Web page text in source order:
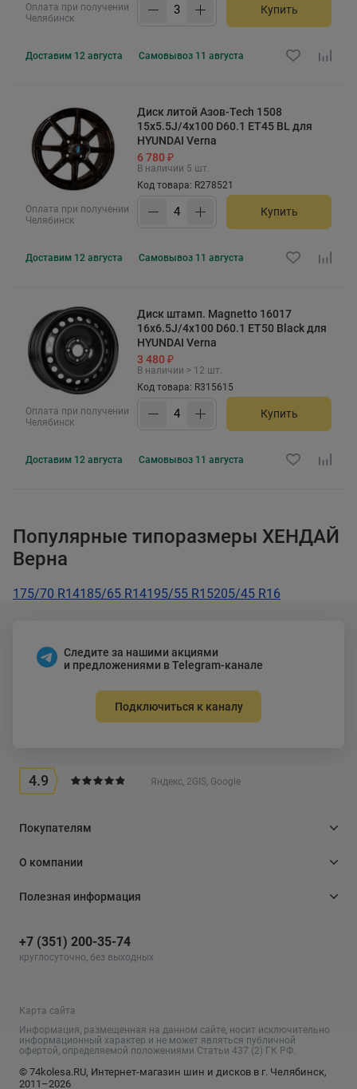
Оплата при получении
Челябинск
Купить
Доставим 12 августа Самовывоз 11 августа
Оплата при получении
Челябинск
Диск литой Азов-Tech 1508
15x5.5J/4x100 D60.1 ET45 BL для
HYUNDAI Verna
6 780 ₽
В наличии 5 шт.
Код товара: R278521
Купить
Доставим 12 августа Самовывоз 11 августа
Оплата при получении
Челябинск
Диск штамп. Magnetto 16017
16x6.5J/4x100 D60.1 ET50 Black для
HYUNDAI Verna
3 480 ₽
В наличии > 12 шт.
Код товара: R315615
Купить
Доставим 12 августа Самовывоз 11 августа
Популярные типоразмеры ХЕНДАЙ
Верна
175/70 R14185/65 R14195/55 R15205/45 R16
Следите за нашими акциями
и предложениями в Telegram-канале
Подключиться к каналу
4.9 Яндекс, 2GIS, Google
Покупателям
О компании
Полезная информация
+7 (351) 200-35-74
круглосуточно, без выходных
Карта сайта
Информация, размещенная на данном сайте, носит исключительно
информационный характер и не может являться публичной
офертой, определяемой положениями Статьи 437 (2) ГК РФ.
© 74kolesa.RU, Интернет-магазин шин и дисков в г. Челябинск,
2011–2026